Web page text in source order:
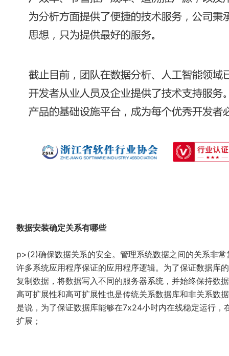
数据安装确定关系有哪些
p>(2)确保数据关系的安全。管理系统数据之间的关系非
许多系统应用程序保证的应用程序逻辑。为了保证数据库
复制数据，将数据写入不同的服务器系统，并始终保持数
高可扩展性和高可扩展性也是传统关系数据库和非关系数
是说，为了保证数据库能够在7x24小时内在线稳定运行
扩展；